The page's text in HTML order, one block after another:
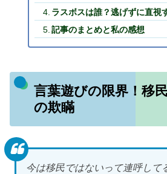
ラスボスは誰？逃げずに直視
記事のまとめと私の感想
言葉遊びの限界！移
の欺瞞
今は移民ではないって連呼して